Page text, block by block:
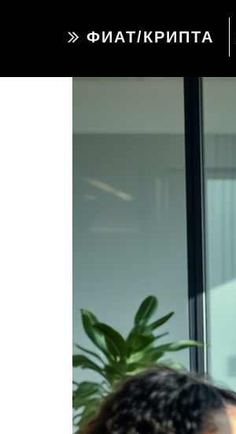
ФИАТ/КРИПТА